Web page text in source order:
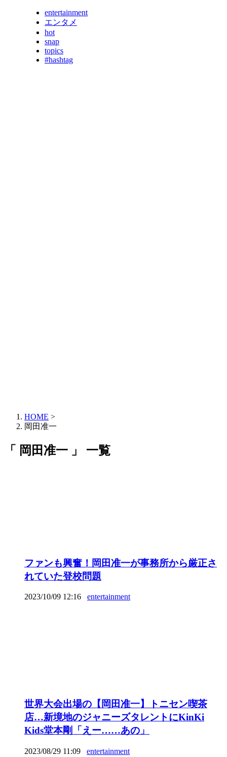
entertainment
エンタメ
hot
snap
topics
#hashtag
HOME >
岡田准一
「 岡田准一 」 一覧
ファンも興奮！岡田准一が事務所から厳正さ
れていた登校問題
2023/10/09 12:16 entertainment
世界大会出場の【岡田准一】トニセン喫茶
店…新境地のジャニーズタレントにKinKi
Kids堂本剛「えー……あの」
2023/08/29 11:09 entertainment